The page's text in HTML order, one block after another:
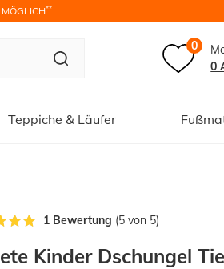
**
0
0
Teppiche & Läufer
Kinder Dschungel
1 Bewertung (5 von 5)